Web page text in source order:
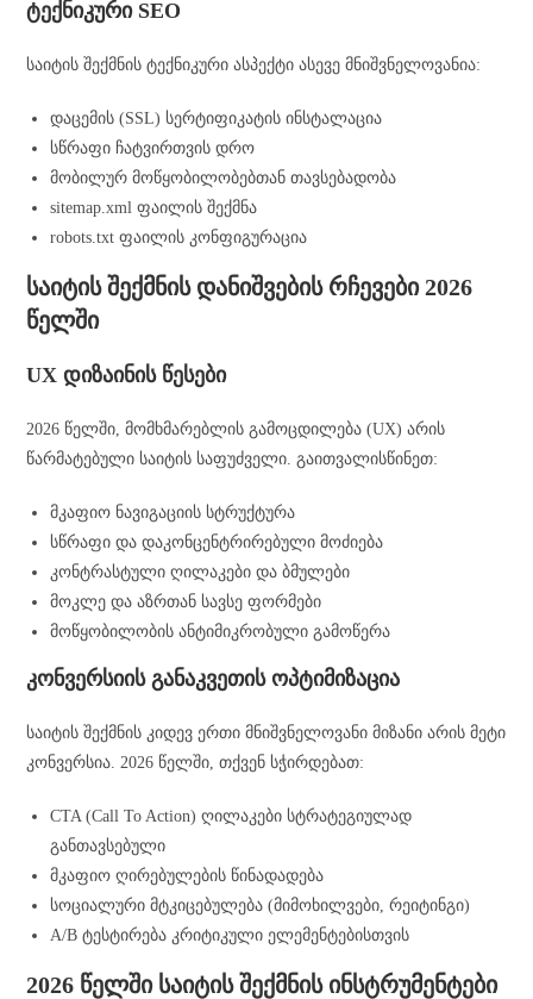
ტექნიკური SEO
საიტის შექმნის ტექნიკური ასპექტი ასევე მნიშვნელოვანია:
დაცემის (SSL) სერტიფიკატის ინსტალაცია
სწრაფი ჩატვირთვის დრო
მობილურ მოწყობილობებთან თავსებადობა
sitemap.xml ფაილის შექმნა
robots.txt ფაილის კონფიგურაცია
საიტის შექმნის დანიშვების რჩევები 2026
წელში
UX დიზაინის წესები
2026 წელში, მომხმარებლის გამოცდილება (UX) არის
წარმატებული საიტის საფუძველი. გაითვალისწინეთ:
მკაფიო ნავიგაციის სტრუქტურა
სწრაფი და დაკონცენტრირებული მოძიება
კონტრასტული ღილაკები და ბმულები
მოკლე და აზრთან სავსე ფორმები
მოწყობილობის ანტიმიკრობული გამოწერა
კონვერსიის განაკვეთის ოპტიმიზაცია
საიტის შექმნის კიდევ ერთი მნიშვნელოვანი მიზანი არის მეტი
კონვერსია. 2026 წელში, თქვენ სჭირდებათ:
CTA (Call To Action) ღილაკები სტრატეგიულად
განთავსებული
მკაფიო ღირებულების წინადადება
სოციალური მტკიცებულება (მიმოხილვები, რეიტინგი)
A/B ტესტირება კრიტიკული ელემენტებისთვის
2026 წელში საიტის შექმნის ინსტრუმენტები